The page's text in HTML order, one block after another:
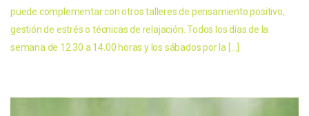
puede complementar con otros talleres de pensamiento positivo,
gestión de estrés o técnicas de relajación. Todos los días de la
semana de 12.30 a 14.00 horas y los sábados por la […]